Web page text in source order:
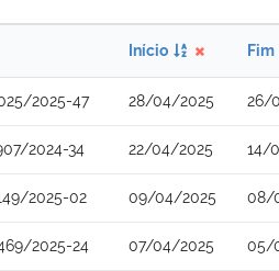
Início Fim
2025-47 28/04/2025 26/
2024-34 22/04/2025 14/
2025-02 09/04/2025 08/
2025-24 07/04/2025 05/